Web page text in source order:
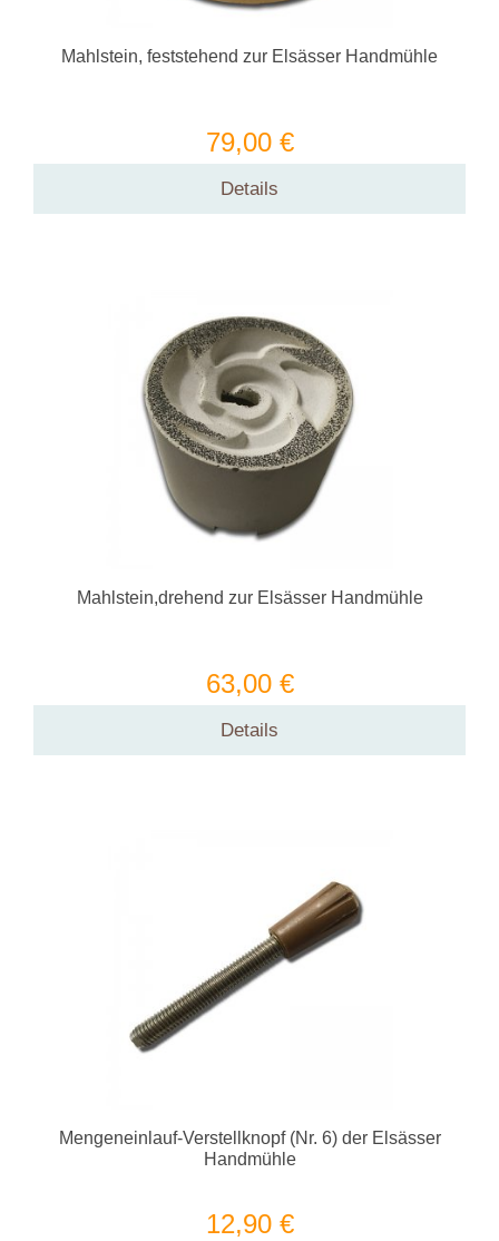
Mahlstein, feststehend zur Elsässer Handmühle
79,00 €
Details
Mahlstein,drehend zur Elsässer Handmühle
63,00 €
Details
Mengeneinlauf-Verstellknopf (Nr. 6) der Elsässer
Handmühle
12,90 €